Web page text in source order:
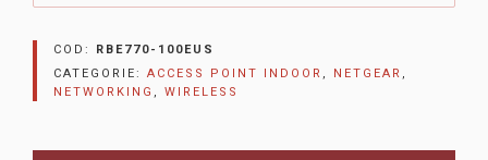
COD: RBE770-100EUS
CATEGORIE: ACCESS POINT INDOOR , NETGEAR ,
NETWORKING , WIRELESS